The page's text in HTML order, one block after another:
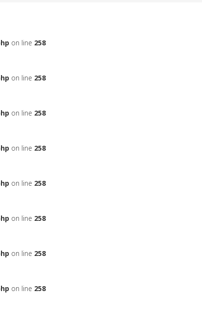
on line 258
on line 258
on line 258
on line 258
on line 258
on line 258
on line 258
on line 258